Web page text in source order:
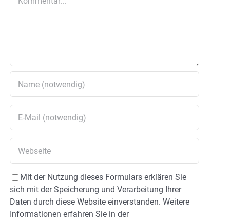
Mit der Nutzung dieses Formulars erklären Sie
sich mit der Speicherung und Verarbeitung Ihrer
Daten durch diese Website einverstanden. Weitere
Informationen erfahren Sie in der